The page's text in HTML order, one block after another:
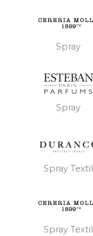
Spray
Spray
Spray Textil
Spray Textil